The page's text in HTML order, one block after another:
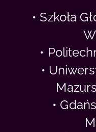
• Szkoła
•
•
•